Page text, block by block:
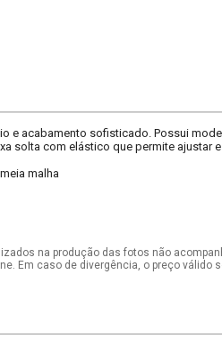
e acabamento sofisticado. Possui
solta com elástico que permite ajustar
malha
na produção das fotos não
Em caso de divergência, o preço válido